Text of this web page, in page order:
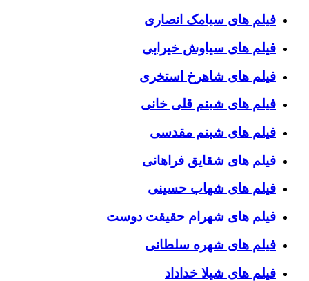
فیلم های سیامک انصاری
فیلم های سیاوش خیرابی
فیلم های شاهرخ استخری
فیلم های شبنم قلی خانی
فیلم های شبنم مقدسی
فیلم های شقایق فراهانی
فیلم های شهاب حسینی
فیلم های شهرام حقیقت دوست
فیلم های شهره سلطانی
فیلم های شیلا خداداد